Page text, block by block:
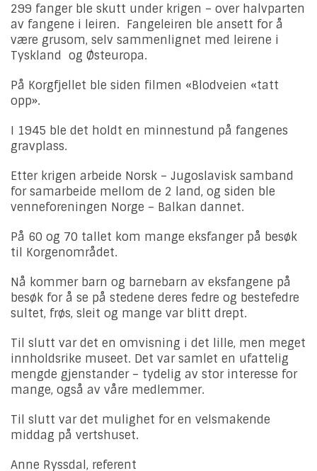
299 fanger ble skutt under krigen – over halvparten
av fangene i leiren. Fangeleiren ble ansett for å
være grusom, selv sammenlignet med leirene i
Tyskland og Østeuropa.
På Korgfjellet ble siden filmen «Blodveien «tatt
opp».
I 1945 ble det holdt en minnestund på fangenes
gravplass.
Etter krigen arbeide Norsk – Jugoslavisk samband
for samarbeide mellom de 2 land, og siden ble
venneforeningen Norge – Balkan dannet.
På 60 og 70 tallet kom mange eksfanger på besøk
til Korgenområdet.
Nå kommer barn og barnebarn av eksfangene på
besøk for å se på stedene deres fedre og bestefedre
sultet, frøs, sleit og mange var blitt drept.
Til slutt var det en omvisning i det lille, men meget
innholdsrike museet. Det var samlet en ufattelig
mengde gjenstander – tydelig av stor interesse for
mange, også av våre medlemmer.
Til slutt var det mulighet for en velsmakende
middag på vertshuset.
Anne Ryssdal, referent